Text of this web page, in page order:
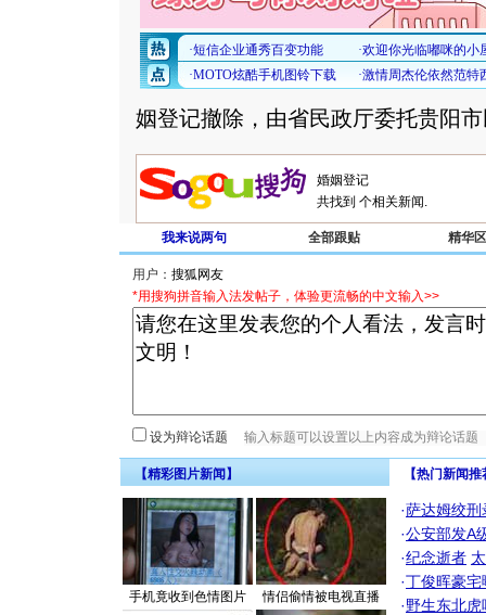
姻登记撤除，由省民政厅委托贵阳
共找到 个相关新闻.
我来说两句 全部跟贴 精华区
用户：
*用搜狗拼音输入法发帖子，体验更流畅的中文输入>>
设为辩论话题
【精彩图片新闻】
手机竟收到色情图片 情侣偷情被电视直播
【热门新闻
·萨达姆绞刑
·公安部发A
·纪念逝者
·丁俊晖豪
·野生东北